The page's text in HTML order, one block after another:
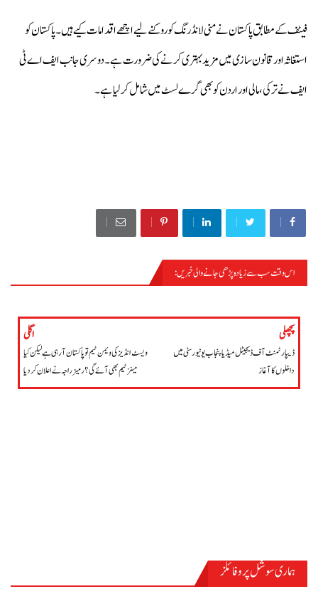
فیٹف کے مطابق پاکستان نے منی لانڈرنگ کو روکنے لیے اچھے اقدامات کیے ہیں۔پاکستان کو
استغاثہ اور قانون سازی میں مزید بہتری کرنے کی ضرورت ہے۔دوسری جانب ایف اے ٹی
ایف نے ترکی، مالی اور اردن کو بھی گرے لسٹ میں شامل کرلیا ہے۔
اس وقت سب سے زیادہ پڑھی جانے والی خبریں :
پچھلی
ڈیپارٹمنٹ آف ڈیجیٹل میڈیا پنجاب یونیورسٹی میں
داخلوں کا آغاز
اگلی
ویسٹ انڈیز کی ویمن ٹیم تو پاکستان آ رہی ہے لیکن کیا
مینز ٹیم بھی آئے گی؟ رمیز راجہ نے اعلان کردیا
ہماری سوشل پروفائلز